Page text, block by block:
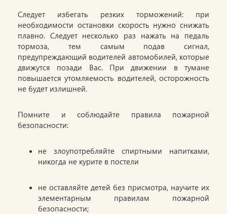
Следует избегать резких торможений: при
необходимости остановки скорость нужно снижать
плавно. Следует несколько раз нажать на педаль
тормоза, тем самым подав сигнал,
предупреждающий водителей автомобилей, которые
движутся позади Вас. При движении в тумане
повышается утомляемость водителей, осторожность
не будет излишней.
Помните и соблюдайте правила пожарной
безопасности:
не злоупотребляйте спиртными напитками,
никогда не курите в постели
не оставляйте детей без присмотра, научите их
элементарным правилам пожарной
безопасности;